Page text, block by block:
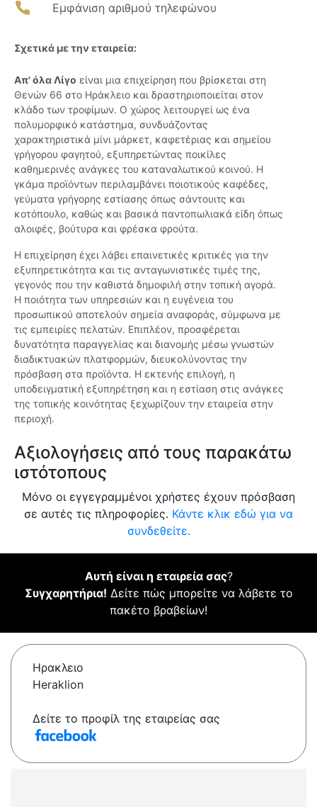
Εμφάνιση αριθμού τηλεφώνου
Σχετικά με την εταιρεία:
Απ' όλα Λίγο είναι μια επιχείρηση που βρίσκεται στη
Θενών 66 στο Ηράκλειο και δραστηριοποιείται στον
κλάδο των τροφίμων. Ο χώρος λειτουργεί ως ένα
πολυμορφικό κατάστημα, συνδυάζοντας
χαρακτηριστικά μίνι μάρκετ, καφετέριας και σημείου
γρήγορου φαγητού, εξυπηρετώντας ποικίλες
καθημερινές ανάγκες του καταναλωτικού κοινού. Η
γκάμα προϊόντων περιλαμβάνει ποιοτικούς καφέδες,
γεύματα γρήγορης εστίασης όπως σάντουιτς και
κοτόπουλο, καθώς και βασικά παντοπωλιακά είδη όπως
αλοιφές, βούτυρα και φρέσκα φρούτα.
Η επιχείρηση έχει λάβει επαινετικές κριτικές για την
εξυπηρετικότητα και τις ανταγωνιστικές τιμές της,
γεγονός που την καθιστά δημοφιλή στην τοπική αγορά.
Η ποιότητα των υπηρεσιών και η ευγένεια του
προσωπικού αποτελούν σημεία αναφοράς, σύμφωνα με
τις εμπειρίες πελατών. Επιπλέον, προσφέρεται
δυνατότητα παραγγελίας και διανομής μέσω γνωστών
διαδικτυακών πλατφορμών, διευκολύνοντας την
πρόσβαση στα προϊόντα. Η εκτενής επιλογή, η
υποδειγματική εξυπηρέτηση και η εστίαση στις ανάγκες
της τοπικής κοινότητας ξεχωρίζουν την εταιρεία στην
περιοχή.
Αξιολογήσεις από τους παρακάτω
ιστότοπους
Μόνο οι εγγεγραμμένοι χρήστες έχουν πρόσβαση
σε αυτές τις πληροφορίες. Κάντε κλικ εδώ για να
συνδεθείτε.
Αυτή είναι η εταιρεία σας?
Συγχαρητήρια! Δείτε πώς μπορείτε να λάβετε το
πακέτο βραβείων!
Ηρακλειο
Heraklion
Δείτε το προφίλ της εταιρείας σας